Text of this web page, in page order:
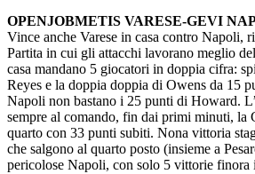
OPENJOBMETIS VARESE-GEVI
Vince anche Varese in casa contro Napoli,
Partita in cui gli attacchi lavorano meglio
casa mandano 5 giocatori in doppia cifra:
Reyes e la doppia doppia di Owens da 15
Napoli non bastano i 25 punti di Howard.
sempre al comando, fin dai primi minuti, la
quarto con 33 punti subiti. Nona vittoria
che salgono al quarto posto (insieme a
pericolose Napoli, con solo 5 vittorie finora